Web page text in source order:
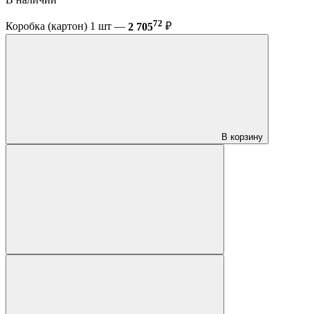
Коробка (картон) 1 шт — 2 70572 ₽
В корзину